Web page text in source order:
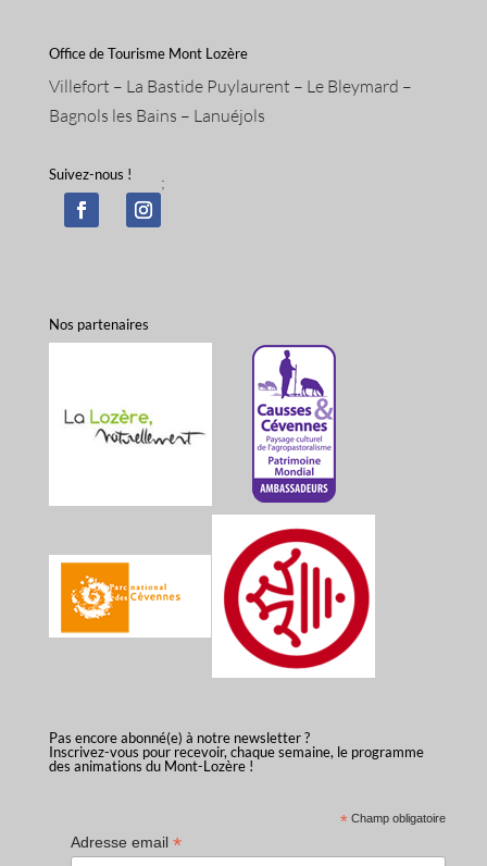
Office de Tourisme Mont Lozère
Villefort – La Bastide Puylaurent – Le Bleymard –
Bagnols les Bains – Lanuéjols
Suivez-nous ! ;
Nos partenaires
Pas encore abonné(e) à notre newsletter ?
Inscrivez-vous pour recevoir, chaque semaine, le programme
des animations du Mont-Lozère !
* Champ obligatoire
Adresse email *